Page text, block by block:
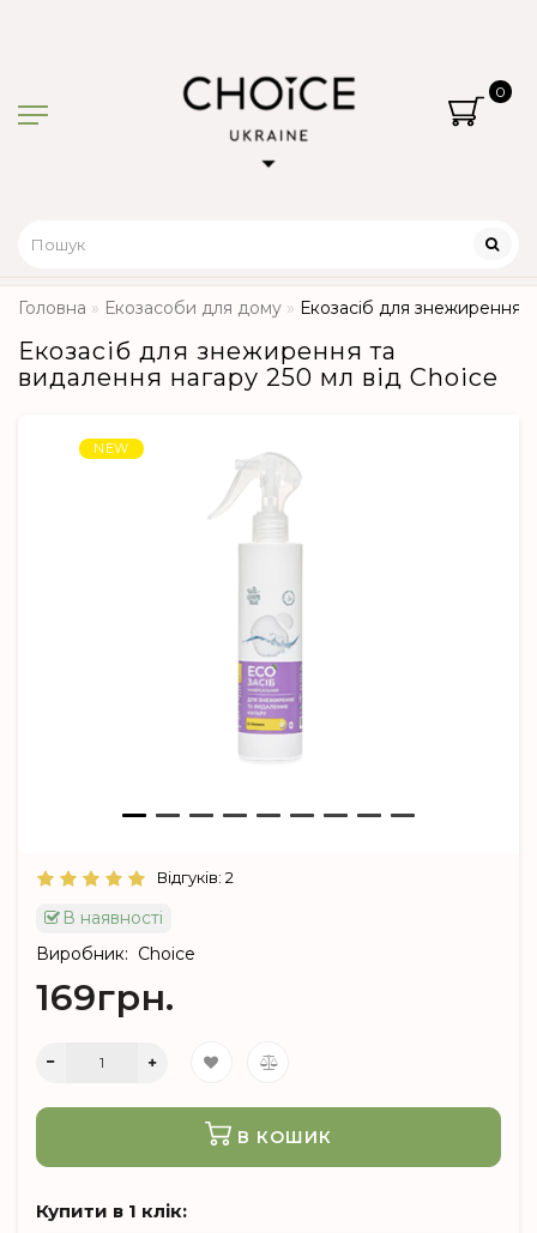
0
Головна Екозасоби для дому Екозасіб для знежирення
Екозасіб для знежирення та
видалення нагару 250 мл від Choice
NEW
Відгуків: 2
В наявності
Виробник: Choice
169грн.
В КОШИК
Купити в 1 клік: